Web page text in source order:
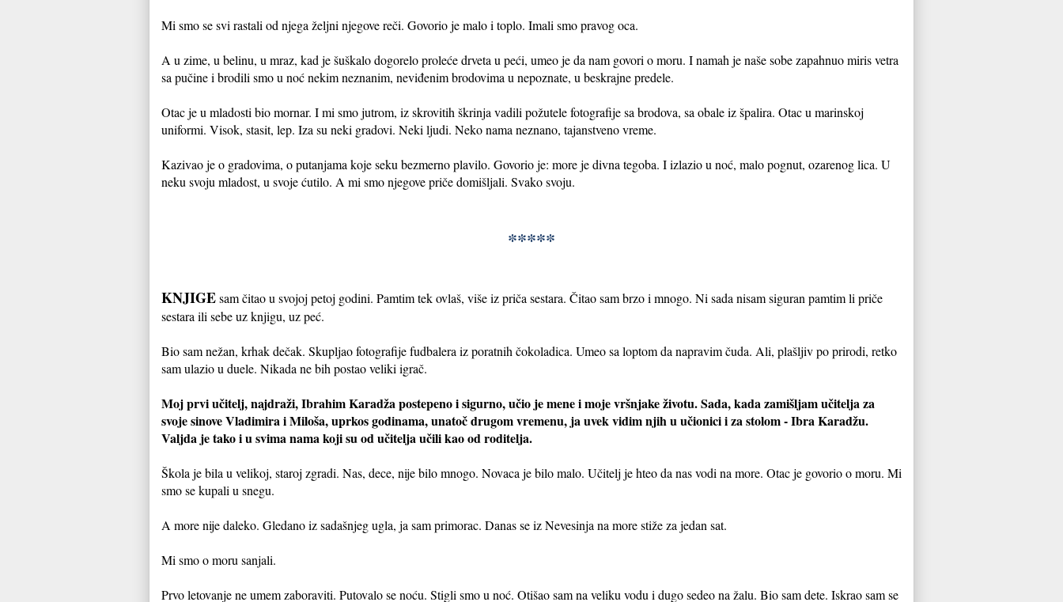
Mi smo se svi rastali od njega željni njegove reči. Govorio je malo i toplo. Imali smo pravog oca.
A u zime, u belinu, u mraz, kad je šuškalo dogorelo proleće drveta u peći, umeo je da nam govori o moru. I namah je naše sobe zapahnuo miris vetra
sa pučine i brodili smo u noć nekim neznanim, neviđenim brodovima u nepoznate, u beskrajne predele.
Otac je u mladosti bio mornar. I mi smo jutrom, iz skrovitih škrinja vadili požutele fotografije sa brodova, sa obale iz špalira. Otac u marinskoj
uniformi. Visok, stasit, lep. Iza su neki gradovi. Neki ljudi. Neko nama neznano, tajanstveno vreme.
Kazivao je o gradovima, o putanjama koje seku bezmerno plavilo. Govorio je: more je divna tegoba. I izlazio u noć, malo pognut, ozarenog lica. U
neku svoju mladost, u svoje ćutilo. A mi smo njegove priče domišljali. Svako svoju.
*****
KNJIGEsam čitao u svojoj petoj godini. Pamtim tek ovlaš, više iz priča sestara. Čitao sam brzo i mnogo. Ni sada nisam siguran pamtim li priče
sestara ili sebe uz knjigu, uz peć.
Bio sam nežan, krhak dečak. Skupljao fotografije fudbalera iz poratnih čokoladica. Umeo sa loptom da napravim čuda. Ali, plašljiv po prirodi, retko
sam ulazio u duele. Nikada ne bih postao veliki igrač.
Moj prvi učitelj, najdraži, Ibrahim Karadža postepeno i sigurno, učio je mene i moje vršnjake životu. Sada, kada zamišljam učitelja za
svoje sinove Vladimira i Miloša, uprkos godinama, unatoč drugom vremenu, ja uvek vidim njih u učionici i za stolom - Ibra Karadžu.
Valjda je tako i u svima nama koji su od učitelja učili kao od roditelja.
Škola je bila u velikoj, staroj zgradi. Nas, dece, nije bilo mnogo. Novaca je bilo malo. Učitelj je hteo da nas vodi na more. Otac je govorio o moru. Mi
smo se kupali u snegu.
A more nije daleko. Gledano iz sadašnjeg ugla, ja sam primorac. Danas se iz Nevesinja na more stiže za jedan sat.
Mi smo o moru sanjali.
Prvo letovanje ne umem zaboraviti. Putovalo se noću. Stigli smo u noć. Otišao sam na veliku vodu i dugo sedeo na žalu. Bio sam dete. Iskrao sam se